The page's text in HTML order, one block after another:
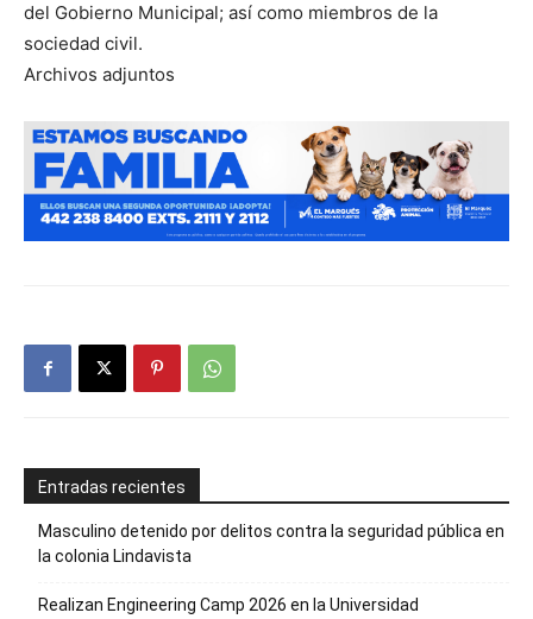
del Gobierno Municipal; así como miembros de la
sociedad civil.
Archivos adjuntos
Entradas recientes
Masculino detenido por delitos contra la seguridad pública en
la colonia Lindavista
Realizan Engineering Camp 2026 en la Universidad